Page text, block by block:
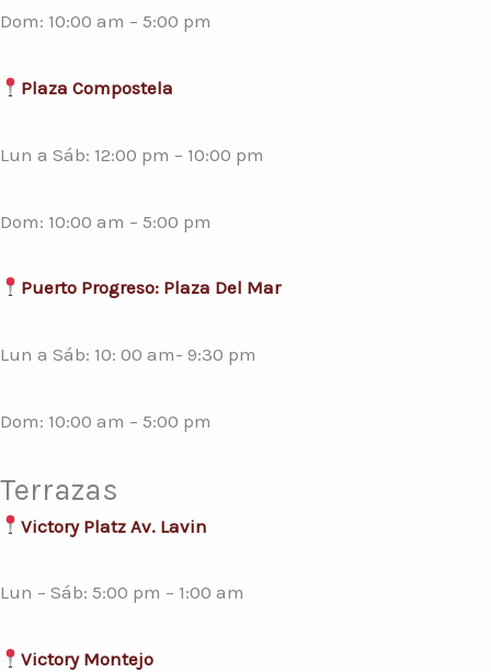
Dom: 10:00 am – 5:00 pm
Plaza Compostela
Lun a Sáb: 12:00 pm – 10:00 pm
Dom: 10:00 am – 5:00 pm
Puerto Progreso: Plaza Del Mar
Lun a Sáb: 10: 00 am- 9:30 pm
Dom: 10:00 am – 5:00 pm
Terrazas
Victory Platz Av. Lavin
Lun – Sáb: 5:00 pm – 1:00 am
Victory Montejo